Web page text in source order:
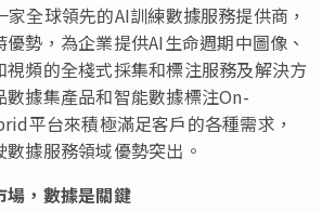
全球領先的AI訓練數據服務提供商，
勢，為企業提供AI生命週期中圖像、
頻的全棧式採集和標注服務及解決方
據集產品和智能數據標注On-
平台來積極滿足客戶的各種需求，
據服務領域優勢突出。
場，數據是關鍵